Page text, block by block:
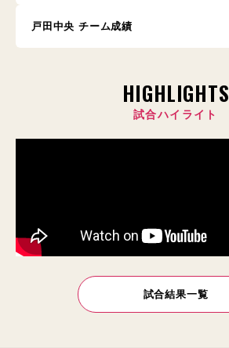
戸田中央 チーム成績
HIGHLIGHTS
試合ハイライト
試合結果一覧